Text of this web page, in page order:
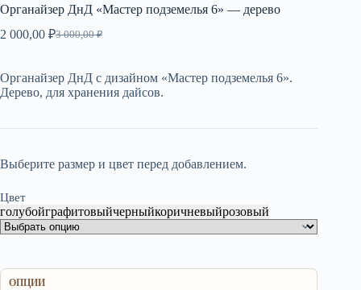
Органайзер ДнД «Мастер подземелья 6» — дерево
3 000,00₽
Первоначальная
3
000,00 ₽.
2 000,00 ₽
Текущая
000,00 ₽.
Органайзер ДнД с дизайном «Мастер подземелья 6».
Дерево, для хранения дайсов.
Выберите размер и цвет перед добавлением.
Цвет
голубойграфитовыйчерныйкоричневыйрозовый
ОПЦИИ